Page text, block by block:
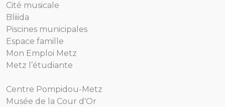
Cité musicale
Bliiida
Piscines municipales
Espace famille
Mon Emploi Metz
Metz l’étudiante
Centre Pompidou-Metz
Musée de la Cour d'Or